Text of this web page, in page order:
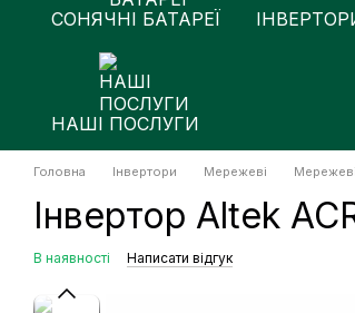
СОНЯЧНІ БАТАРЕЇ
НАШІ ПОСЛУГИ
Головна Інвертори Мережеві
Інвертор Altek
В наявності Написати відгук